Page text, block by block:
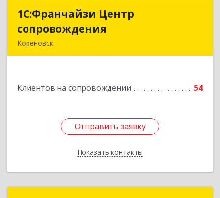
1С:Франчайзи Центр
сопровождения
Кореновск
Клиентов на сопровождении 54
Отправить заявку
Показать контакты
1С:Франчайзи Центр
Отправить заявку
Назад